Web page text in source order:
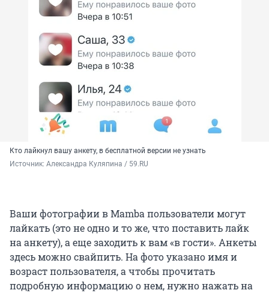
Кто лайкнул вашу анкету, в бесплатной версии не узнать
Источник: Александра Куляпина / 59.RU
Ваши фотографии в Mamba пользователи могут
лайкать (это не одно и то же, что поставить лайк
на анкету), а еще заходить к вам «в гости». Анкеты
здесь можно свайпить. На фото указано имя и
возраст пользователя, а чтобы прочитать
подробную информацию о нем, нужно нажать на